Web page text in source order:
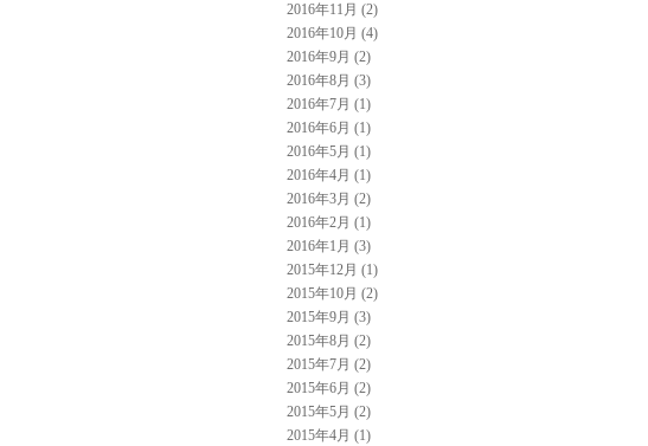
2016年11月 (2)
2016年10月 (4)
2016年9月 (2)
2016年8月 (3)
2016年7月 (1)
2016年6月 (1)
2016年5月 (1)
2016年4月 (1)
2016年3月 (2)
2016年2月 (1)
2016年1月 (3)
2015年12月 (1)
2015年10月 (2)
2015年9月 (3)
2015年8月 (2)
2015年7月 (2)
2015年6月 (2)
2015年5月 (2)
2015年4月 (1)